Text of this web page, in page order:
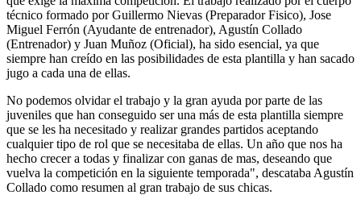
técnico formado por Guillermo Nievas (Preparador Fisico), Jose
Miguel Ferrón (Ayudante de entrenador), Agustín Collado
(Entrenador) y Juan Muñoz (Oficial), ha sido esencial, ya que
siempre han creído en las posibilidades de esta plantilla y han sacado
jugo a cada una de ellas.
No podemos olvidar el trabajo y la gran ayuda por parte de las
juveniles que han conseguido ser una más de esta plantilla siempre
que se les ha necesitado y realizar grandes partidos aceptando
cualquier tipo de rol que se necesitaba de ellas. Un año que nos ha
hecho crecer a todas y finalizar con ganas de mas, deseando que
vuelva la competición en la siguiente temporada", descataba Agustín
Collado como resumen al gran trabajo de sus chicas.